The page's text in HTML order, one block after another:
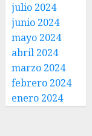
julio 2024
junio 2024
mayo 2024
abril 2024
marzo 2024
febrero 2024
enero 2024